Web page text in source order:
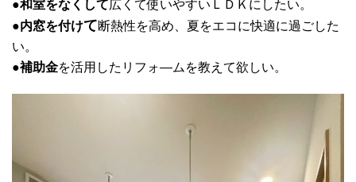
●和室をなくして広くて使いやすいＬＤＫにしたい。
●内窓を付けて断熱性を高め、夏をエコに快適に過ごした
い。
●補助金を活用したリフォ―ムを教えて欲しい。